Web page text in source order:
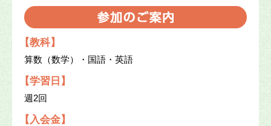
【教科】
算数（数学）・国語・英語
【学習日】
週2回
【入会金】